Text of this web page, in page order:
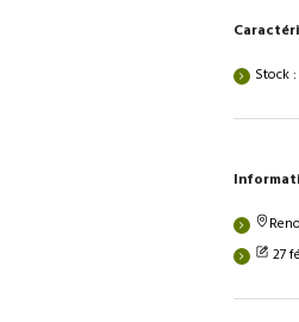
Stock
27